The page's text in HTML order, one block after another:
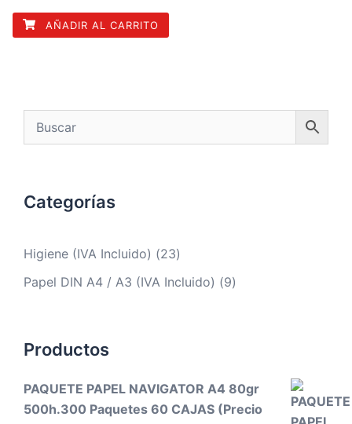
AÑADIR AL CARRITO
Categorías
Higiene (IVA Incluido) (23)
Papel DIN A4 / A3 (IVA Incluido) (9)
Productos
PAQUETE PAPEL NAVIGATOR A4 80gr
500h.300 Paquetes 60 CAJAS (Precio